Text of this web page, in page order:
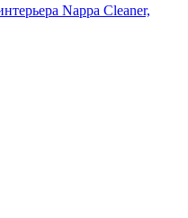
Nappa Cleaner,